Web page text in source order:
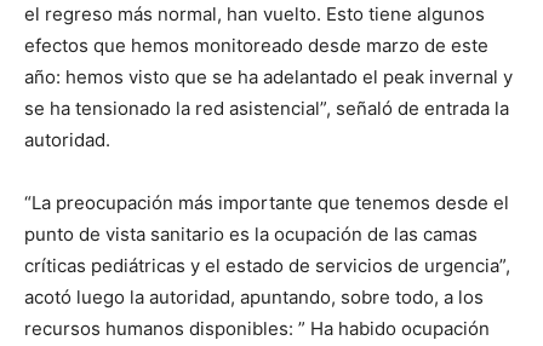
el regreso más normal, han vuelto. Esto tiene algunos
efectos que hemos monitoreado desde marzo de este
año: hemos visto que se ha adelantado el peak invernal y
se ha tensionado la red asistencial”, señaló de entrada la
autoridad.
“La preocupación más importante que tenemos desde el
punto de vista sanitario es la ocupación de las camas
críticas pediátricas y el estado de servicios de urgencia”,
acotó luego la autoridad, apuntando, sobre todo, a los
recursos humanos disponibles: ” Ha habido ocupación